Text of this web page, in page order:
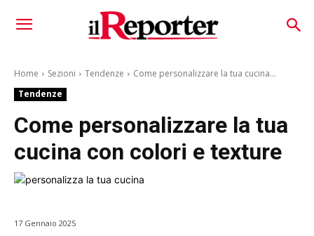
Home Sezioni Tendenze
Come personalizzare la tua cucina...
Tendenze
Come personalizzare la tua
cucina con colori e texture
17 Gennaio 2025